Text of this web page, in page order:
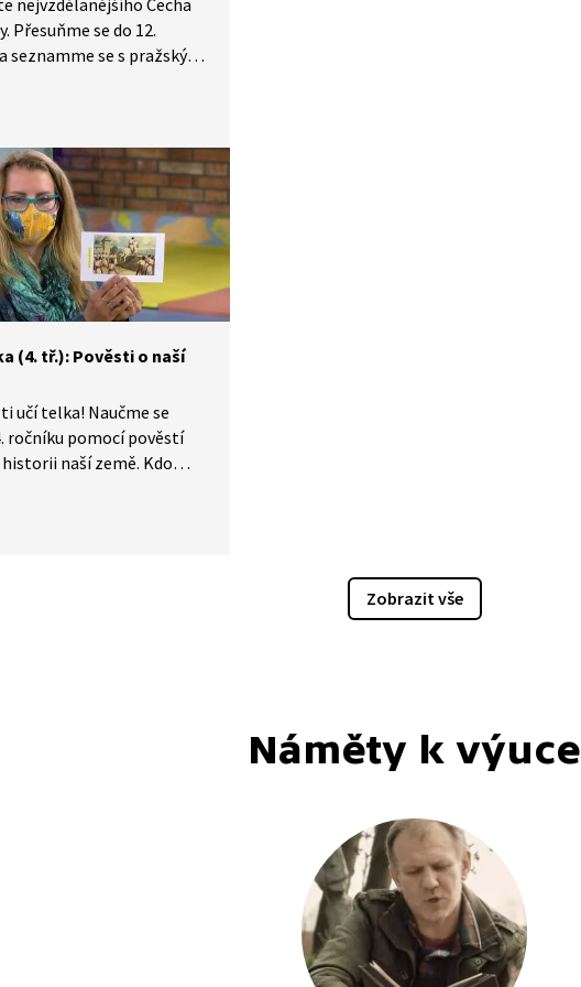
nejvzdělanějšího Čecha
Přesuňme se do 12.
seznamme se s pražským
ní pověsti, které mu
starci, např.
příchodu praotce Čecha
nebo O dívčí válce.
v jazyce tehdejších
v latině. Psal ale také
ve které žil, a proto
jako zdroj poznatků
(4. tř.): Pověsti o naší
učí telka! Naučme se
ročníku pomocí pověstí
naší země. Kdo
Seznamme se
Zobrazit vše
Náměty k výuce